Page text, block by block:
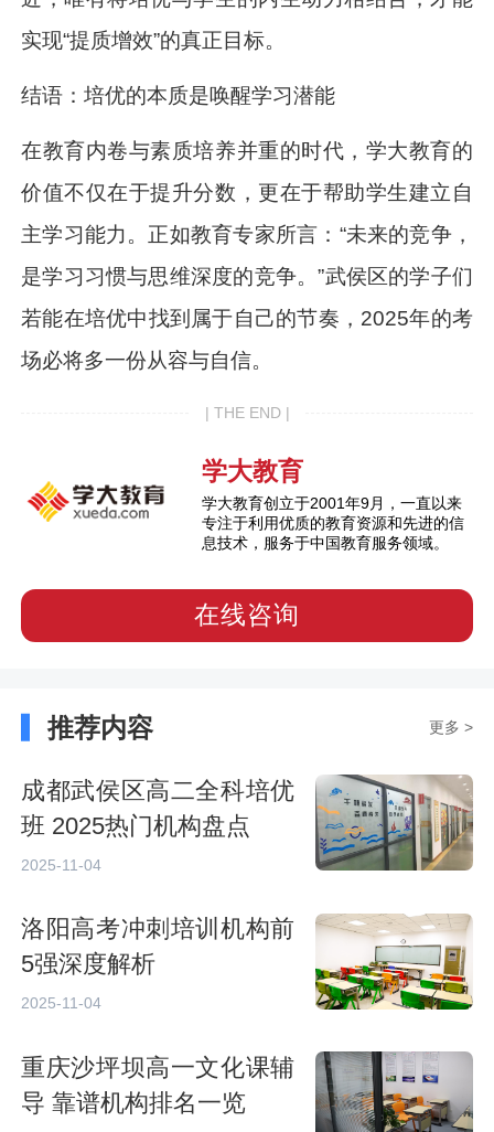
实现“提质增效”的真正目标。
结语：培优的本质是唤醒学习潜能
在教育内卷与素质培养并重的时代，学大教育的
价值不仅在于提升分数，更在于帮助学生建立自
主学习能力。正如教育专家所言：“未来的竞争，
是学习习惯与思维深度的竞争。”武侯区的学子们
若能在培优中找到属于自己的节奏，2025年的考
场必将多一份从容与自信。
| THE END |
学大教育
学大教育创立于2001年9月，一直以来
专注于利用优质的教育资源和先进的信
息技术，服务于中国教育服务领域。
在线咨询
推荐内容 更多 >
成都武侯区高二全科培优
班 2025热门机构盘点
2025-11-04
洛阳高考冲刺培训机构前
5强深度解析
2025-11-04
重庆沙坪坝高一文化课辅
导 靠谱机构排名一览